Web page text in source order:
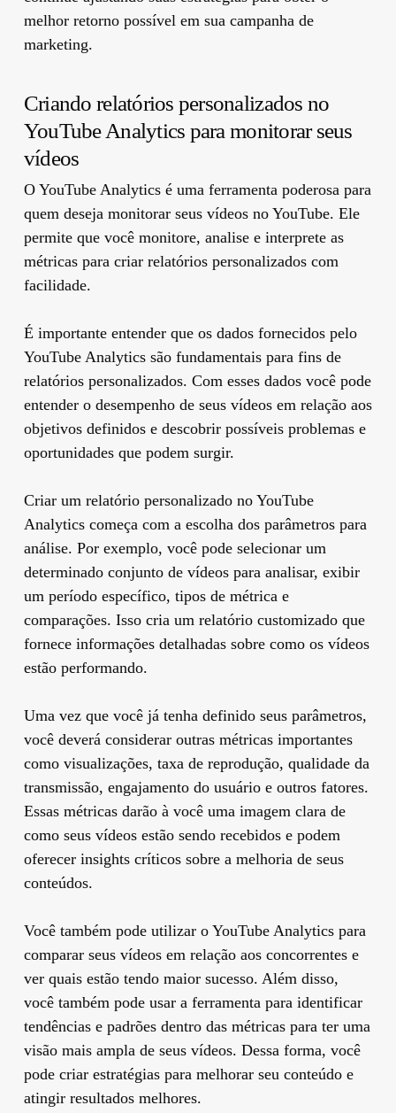
melhor retorno possível em sua campanha de
marketing.
Criando relatórios personalizados no
YouTube Analytics para monitorar seus
vídeos
O YouTube Analytics é uma ferramenta poderosa para
quem deseja monitorar seus vídeos no YouTube. Ele
permite que você monitore, analise e interprete as
métricas para criar relatórios personalizados com
facilidade.
É importante entender que os dados fornecidos pelo
YouTube Analytics são fundamentais para fins de
relatórios personalizados. Com esses dados você pode
entender o desempenho de seus vídeos em relação aos
objetivos definidos e descobrir possíveis problemas e
oportunidades que podem surgir.
Criar um relatório personalizado no YouTube
Analytics começa com a escolha dos parâmetros para
análise. Por exemplo, você pode selecionar um
determinado conjunto de vídeos para analisar, exibir
um período específico, tipos de métrica e
comparações. Isso cria um relatório customizado que
fornece informações detalhadas sobre como os vídeos
estão performando.
Uma vez que você já tenha definido seus parâmetros,
você deverá considerar outras métricas importantes
como visualizações, taxa de reprodução, qualidade da
transmissão, engajamento do usuário e outros fatores.
Essas métricas darão à você uma imagem clara de
como seus vídeos estão sendo recebidos e podem
oferecer insights críticos sobre a melhoria de seus
conteúdos.
Você também pode utilizar o YouTube Analytics para
comparar seus vídeos em relação aos concorrentes e
ver quais estão tendo maior sucesso. Além disso,
você também pode usar a ferramenta para identificar
tendências e padrões dentro das métricas para ter uma
visão mais ampla de seus vídeos. Dessa forma, você
pode criar estratégias para melhorar seu conteúdo e
atingir resultados melhores.